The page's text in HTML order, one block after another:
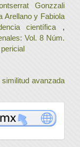
Gonzzali
Arellano y Fabiola
científica ,
Vol. 8 Núm.
avanzada